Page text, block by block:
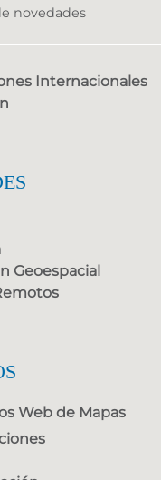
novedades
Internacionales
Geoespacial
Web de Mapas